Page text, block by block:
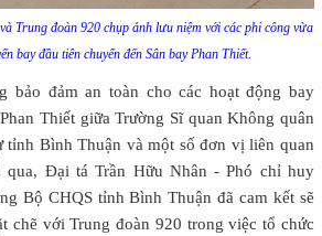
Trung đoàn 920 chụp ảnh lưu niệm với các phi công vừa
bay đầu tiên chuyển đến Sân bay Phan Thiết.
bảo đảm an toàn cho các hoạt động bay
Thiết giữa Trường Sĩ quan Không quân
tỉnh Bình Thuận và một số đơn vị liên quan
qua, Đại tá Trần Hữu Nhân - Phó chỉ huy
Bộ CHQS tỉnh Bình Thuận đã cam kết sẽ
chẽ với Trung đoàn 920 trong việc tổ chức